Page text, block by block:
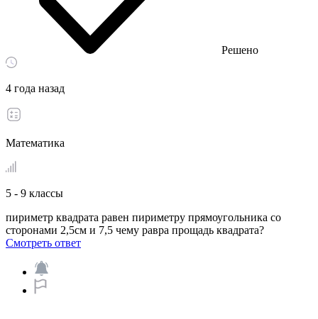
Решено
4 года назад
Математика
5 - 9 классы
пириметр квадрата равен пириметру прямоугольника со
сторонами 2,5см и 7,5 чему равра прощадь квадрата?​
Смотреть ответ